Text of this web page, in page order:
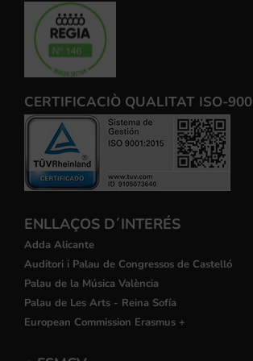
CERTIFICACIÒ QUALITAT ISO-
ENLLAÇOS D´INTERÉS
Adda Alicante
Auditori i Palau de Congressos de Castelló
Palau de la Música València
Palau de Les Arts - Reina Sofía
European Commission Erasmus +